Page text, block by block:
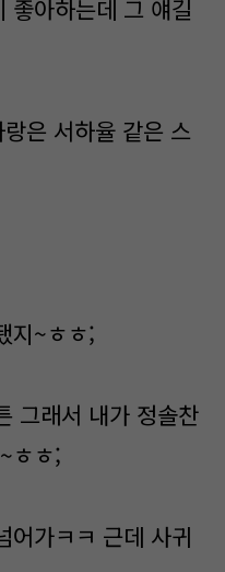
좋아하는데 그 얘길
은 서하율 같은 스
지~ㅎㅎ;
그래서 내가 정솔찬
ㅎㅎ;
어가ㅋㅋ 근데 사귀